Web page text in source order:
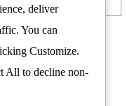
deliver
You can
Customize.
All to decline non-